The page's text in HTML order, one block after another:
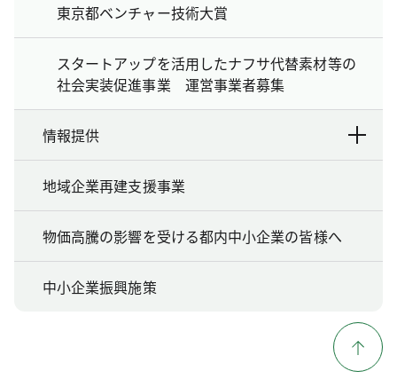
東京都ベンチャー技術大賞
スタートアップを活用したナフサ代替素材等の
社会実装促進事業 運営事業者募集
情報提供
地域企業再建支援事業
物価高騰の影響を受ける都内中小企業の皆様へ
中小企業振興施策